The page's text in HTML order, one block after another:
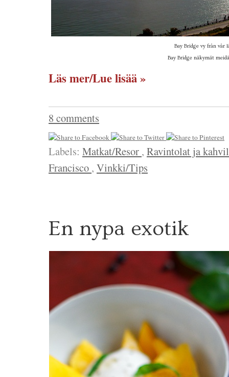
Bay Bridge vy från vår
Bay Bridge näkymät
Läs mer/Lue lisää »
8 comments
Labels: Matkat/Resor , Ravintolat ja
Francisco , Vinkki/Tips
En nypa exotik